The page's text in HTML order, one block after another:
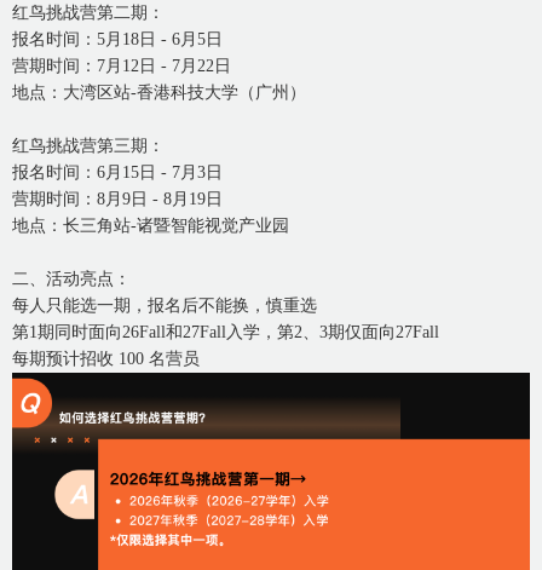
红鸟挑战营第二期：
报名时间：5月18日 - 6月5日
营期时间：7月12日 - 7月22日
地点：大湾区站-香港科技大学（广州）
红鸟挑战营第三期：
报名时间：6月15日 - 7月3日
营期时间：8月9日 - 8月19日
地点：长三角站-诸暨智能视觉产业园
二、活动亮点：
每人只能选一期，报名后不能换，慎重选
第1期同时面向26Fall和27Fall入学，第2、3期仅面向27Fall
每期预计招收 100 名营员